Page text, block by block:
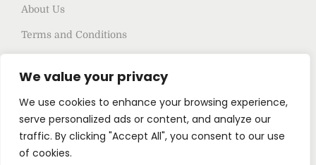
We value your privacy
We use cookies to enhance your browsing experience,
serve personalized ads or content, and analyze our
traffic. By clicking "Accept All", you consent to our use
of cookies.
About Us
Terms and Conditions
English